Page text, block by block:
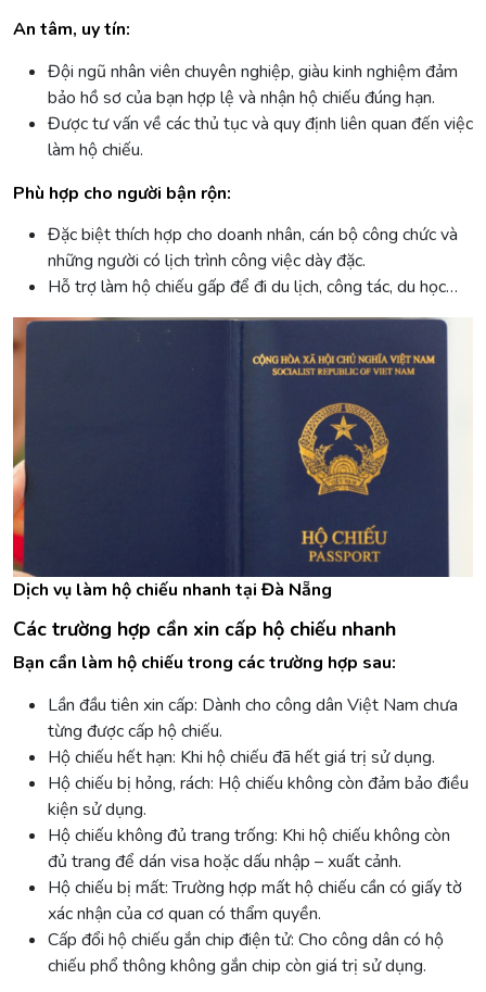
An tâm, uy tín:
Đội ngũ nhân viên chuyên nghiệp, giàu kinh nghiệm đảm
bảo hồ sơ của bạn hợp lệ và nhận hộ chiếu đúng hạn.
Được tư vấn về các thủ tục và quy định liên quan đến việc
làm hộ chiếu.
Phù hợp cho người bận rộn:
Đặc biệt thích hợp cho doanh nhân, cán bộ công chức và
những người có lịch trình công việc dày đặc.
Hỗ trợ làm hộ chiếu gấp để đi du lịch, công tác, du học…
Dịch vụ làm hộ chiếu nhanh tại Đà Nẵng
Các trường hợp cần xin cấp hộ chiếu nhanh
Bạn cần làm hộ chiếu trong các trường hợp sau:
Lần đầu tiên xin cấp: Dành cho công dân Việt Nam chưa
từng được cấp hộ chiếu.
Hộ chiếu hết hạn: Khi hộ chiếu đã hết giá trị sử dụng.
Hộ chiếu bị hỏng, rách: Hộ chiếu không còn đảm bảo điều
kiện sử dụng.
Hộ chiếu không đủ trang trống: Khi hộ chiếu không còn
đủ trang để dán visa hoặc dấu nhập – xuất cảnh.
Hộ chiếu bị mất: Trường hợp mất hộ chiếu cần có giấy tờ
xác nhận của cơ quan có thẩm quyền.
Cấp đổi hộ chiếu gắn chip điện tử: Cho công dân có hộ
chiếu phổ thông không gắn chip còn giá trị sử dụng.